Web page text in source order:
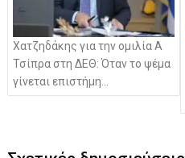
Χατζηδάκης για την ομιλία Α
Τσίπρα στη ΔΕΘ: Όταν το ψέμα
γίνεται επιστήμη…